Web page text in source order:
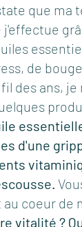
que ma
de
des ans,
d'une
coeur de
vitalité ?